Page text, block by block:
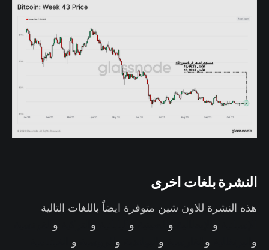
النشرة بلغات اخرى
هذه النشرة للاون شين متوفرة ايضاً باللغات التالية
و و و و و
و
و و و و